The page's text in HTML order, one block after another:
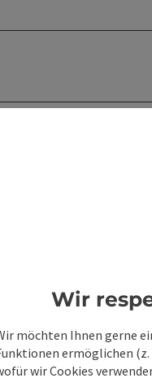
Wir
möchten Ihnen gerne
ermöglichen
wir Cookies